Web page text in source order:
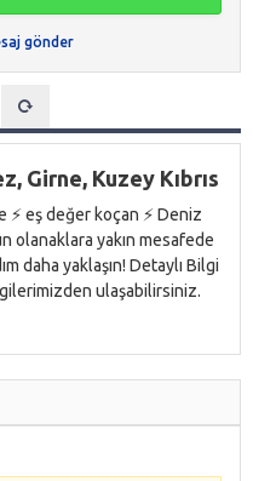
gönder
Girne, Kuzey Kıbrıs
eş değer koçan ⚡️ Deniz
olanaklara yakın mesafede
daha yaklaşın! Detaylı Bilgi
ulaşabilirsiniz.